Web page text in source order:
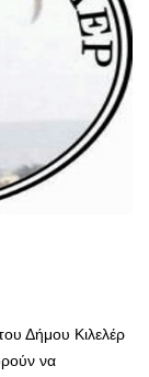
Δήμου Κιλελέρ
να